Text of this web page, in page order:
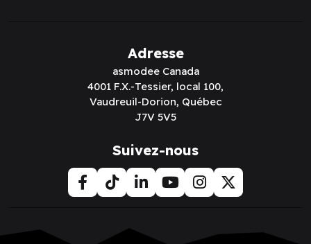
Adresse
asmodee Canada
4001 F.X.-Tessier, local 100,
Vaudreuil-Dorion, Québec
J7V 5V5
Suivez-nous